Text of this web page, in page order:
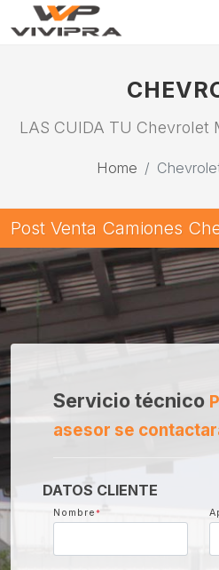
LAS CUIDA TU Chevrolet
Home
Post Venta Camiones
Servicio técnico
asesor se
DATOS CLIENTE
Nombre*